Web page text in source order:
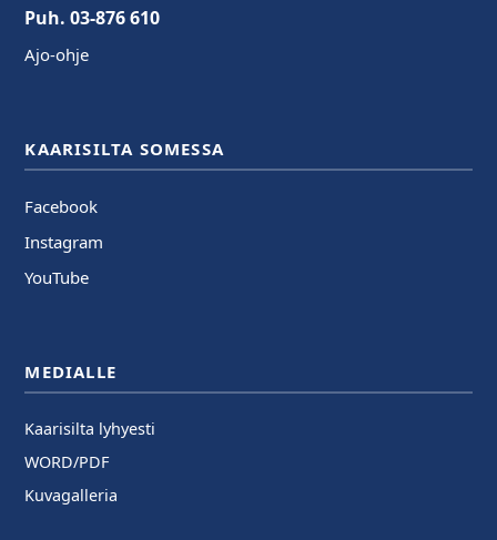
Puh. 03-876 610
Ajo-ohje
KAARISILTA SOMESSA
Facebook
Instagram
YouTube
MEDIALLE
Kaarisilta lyhyesti
WORD/PDF
Kuvagalleria